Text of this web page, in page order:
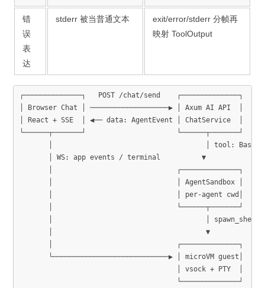
错
误
表
达
stderr 被当普通文本
exit/error/stderr 分帧再
映射 ToolOutput
┌──────────────┐   POST /chat/send    ┌──────────────┐
│ Browser Chat │ ───────────────────▶ │ Axum AI API  │
│ React + SSE  │ ◀── data: AgentEvent │ ChatService  │
└──────┬───────┘                      └──────┬───────┘
       │                                     │ tool: Bash
       │ WS: app events / terminal          ▼
       │                              ┌──────────────┐
       │                              │ AgentSandbox │
       │                              │ per-agent cwd│
       │                              └──────┬───────┘
       │                                     │ spawn_shell
       │                                     ▼
       │                              ┌──────────────┐
       └────────────────────────────▶ │ microVM guest│
                                      │ vsock + PTY  │
                                      └──────────────┘